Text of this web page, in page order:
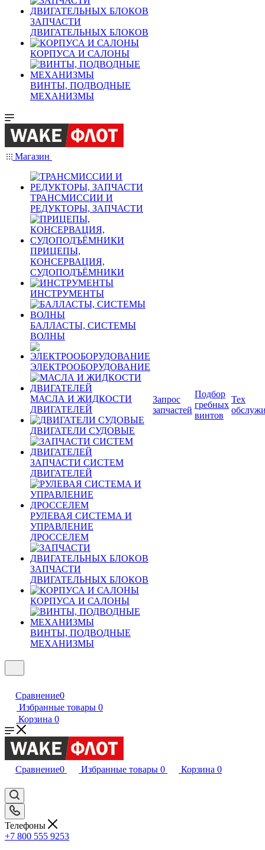
ЗАПЧАСТИ
ДВИГАТЕЛЬНЫХ БЛОКОВ
КОРПУСА И САЛОНЫ
ВИНТЫ, ПОДВОДНЫЕ
МЕХАНИЗМЫ
Магазин
ТРАНСМИССИИ И
РЕДУКТОРЫ, ЗАПЧАСТИ
ПРИЦЕПЫ,
КОНСЕРВАЦИЯ,
СУДОПОДЪЁМНИКИ
ИНСТРУМЕНТЫ
БАЛЛАСТЫ, СИСТЕМЫ
ВОЛНЫ
ЭЛЕКТРООБОРУДОВАНИЕ
МАСЛА И ЖИДКОСТИ
ДВИГАТЕЛЕЙ
ДВИГАТЕЛИ СУДОВЫЕ
ЗАПЧАСТИ СИСТЕМ
ДВИГАТЕЛЕЙ
РУЛЕВАЯ СИСТЕМА И
УПРАВЛЕНИЕ
ДРОССЕЛЕМ
ЗАПЧАСТИ
ДВИГАТЕЛЬНЫХ БЛОКОВ
КОРПУСА И САЛОНЫ
ВИНТЫ, ПОДВОДНЫЕ
МЕХАНИЗМЫ
Запрос
запчастей
Подбор
гребных
винтов
Тех
Сравнение0
Избранные товары 0
Корзина 0
Сравнение0 Избранные товары 0 Корзина 0
Телефоны
+7 800 555 9253